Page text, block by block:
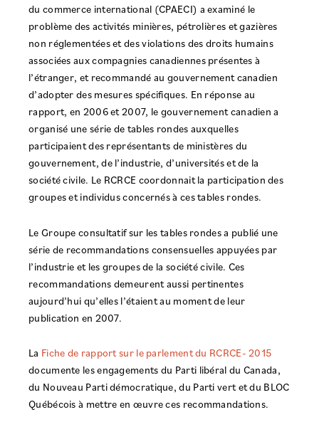
du commerce international (CPAECI) a examiné le
problème des activités minières, pétrolières et gazières
non réglementées et des violations des droits humains
associées aux compagnies canadiennes présentes à
l’étranger, et recommandé au gouvernement canadien
d’adopter des mesures spécifiques. En réponse au
rapport, en 2006 et 2007, le gouvernement canadien a
organisé une série de tables rondes auxquelles
participaient des représentants de ministères du
gouvernement, de l’industrie, d’universités et de la
société civile. Le RCRCE coordonnait la participation des
groupes et individus concernés à ces tables rondes.
Le Groupe consultatif sur les tables rondes a publié une
série de recommandations consensuelles appuyées par
l’industrie et les groupes de la société civile. Ces
recommandations demeurent aussi pertinentes
aujourd’hui qu’elles l’étaient au moment de leur
publication en 2007.
La Fiche de rapport sur le parlement du RCRCE- 2015
documente les engagements du Parti libéral du Canada,
du Nouveau Parti démocratique, du Parti vert et du BLOC
Québécois à mettre en œuvre ces recommandations.